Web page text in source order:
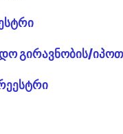
გირავნობის/